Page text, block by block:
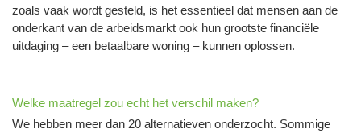
zoals vaak wordt gesteld, is het essentieel dat mensen aan de
onderkant van de arbeidsmarkt ook hun grootste financiële
uitdaging – een betaalbare woning – kunnen oplossen.
Welke maatregel zou echt het verschil maken?
We hebben meer dan 20 alternatieven onderzocht. Sommige